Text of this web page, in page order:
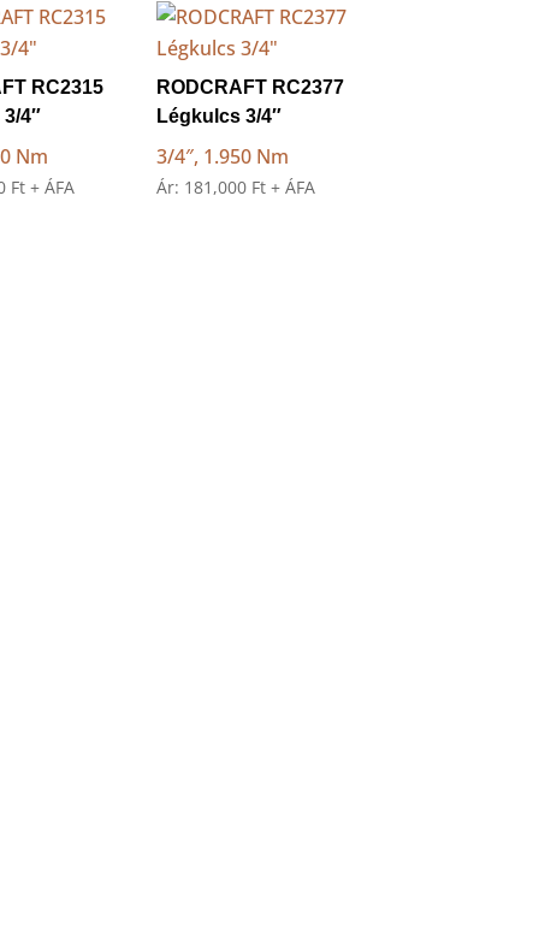
RC2315
4″
Nm
Ft + ÁFA
RODCRAFT RC2377
Légkulcs 3/4″
3/4″, 1.950 Nm
Ár: 181,000 Ft + ÁFA